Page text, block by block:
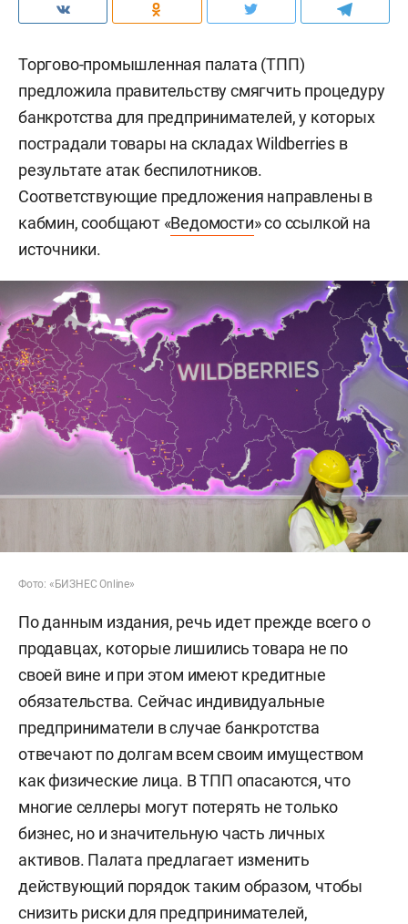
Торгово-промышленная палата (ТПП)
предложила правительству смягчить процедуру
банкротства для предпринимателей, у которых
пострадали товары на складах Wildberries в
результате атак беспилотников.
Соответствующие предложения направлены в
кабмин, сообщают «Ведомости» со ссылкой на
источники.
Фото: «БИЗНЕС Online»
По данным издания, речь идет прежде всего о
продавцах, которые лишились товара не по
своей вине и при этом имеют кредитные
обязательства. Сейчас индивидуальные
предприниматели в случае банкротства
отвечают по долгам всем своим имуществом
как физические лица. В ТПП опасаются, что
многие селлеры могут потерять не только
бизнес, но и значительную часть личных
активов. Палата предлагает изменить
действующий порядок таким образом, чтобы
снизить риски для предпринимателей,